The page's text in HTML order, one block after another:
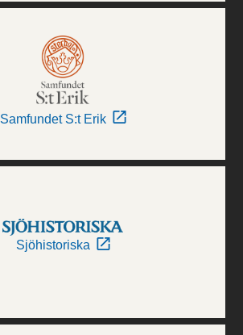
Samfundet S:t Erik
Sjöhistoriska